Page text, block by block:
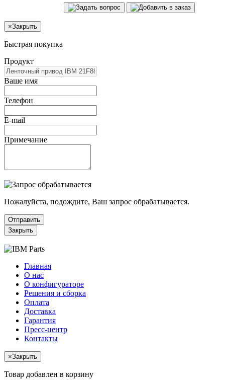
×Закрыть
Быстрая покупка
Продукт
Ваше имя
Телефон
E-mail
Примечание
Пожалуйста, подождите, Ваш запрос обрабатывается.
Отправить
Закрыть
Главная
О нас
О конфигураторе
Решения и сборка
Оплата
Доставка
Гарантия
Пресс-центр
Контакты
×Закрыть
Товар добавлен в корзину